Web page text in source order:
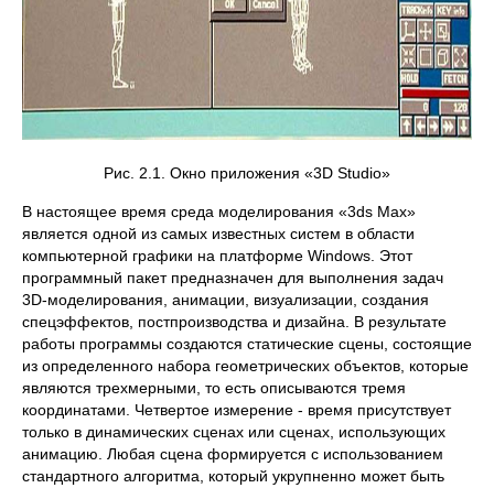
Рис. 2.1. Окно приложения «3D Studio»
В настоящее время среда моделирования «3ds Max»
является одной из самых известных систем в области
компьютерной графики на платформе Windows. Этот
программный пакет предназначен для выполнения задач
3D-моделирования, анимации, визуализации, создания
спецэффектов, постпроизводства и дизайна. В результате
работы программы создаются статические сцены, состоящие
из определенного набора геометрических объектов, которые
являются трехмерными, то есть описываются тремя
координатами. Четвертое измерение - время присутствует
только в динамических сценах или сценах, использующих
анимацию. Любая сцена формируется с использованием
стандартного алгоритма, который укрупненно может быть